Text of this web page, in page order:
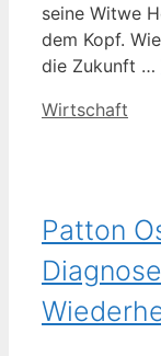
seine Witwe
dem Kopf.
die Zukunft …
Kategorien
Wirtschaft
Patton